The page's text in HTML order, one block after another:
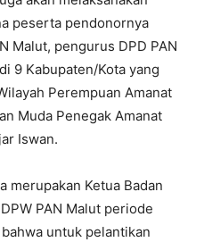
peserta pendonornya
Malut, pengurus DPD PAN
9 Kabupaten/Kota yang
Perempuan Amanat
Muda Penegak Amanat
Iswan.
merupakan Ketua Badan
PAN Malut periode
untuk pelantikan